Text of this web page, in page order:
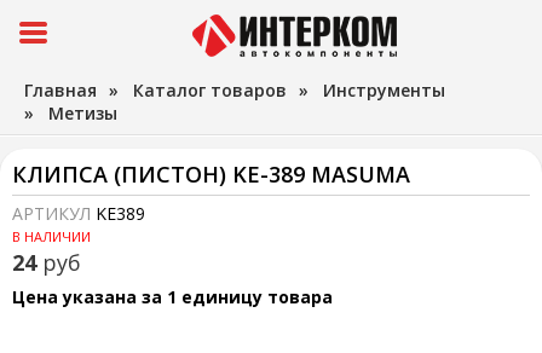
Главная » Каталог товаров » Инструменты
» Метизы
КЛИПСА (ПИСТОН) KE-389 MASUMA
АРТИКУЛ KE389
В НАЛИЧИИ
24 руб
Цена указана за 1 единицу товара